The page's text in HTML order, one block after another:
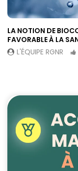
LA NOTION DE
FAVORABLE À LA
L'ÉQUIPE RGNR